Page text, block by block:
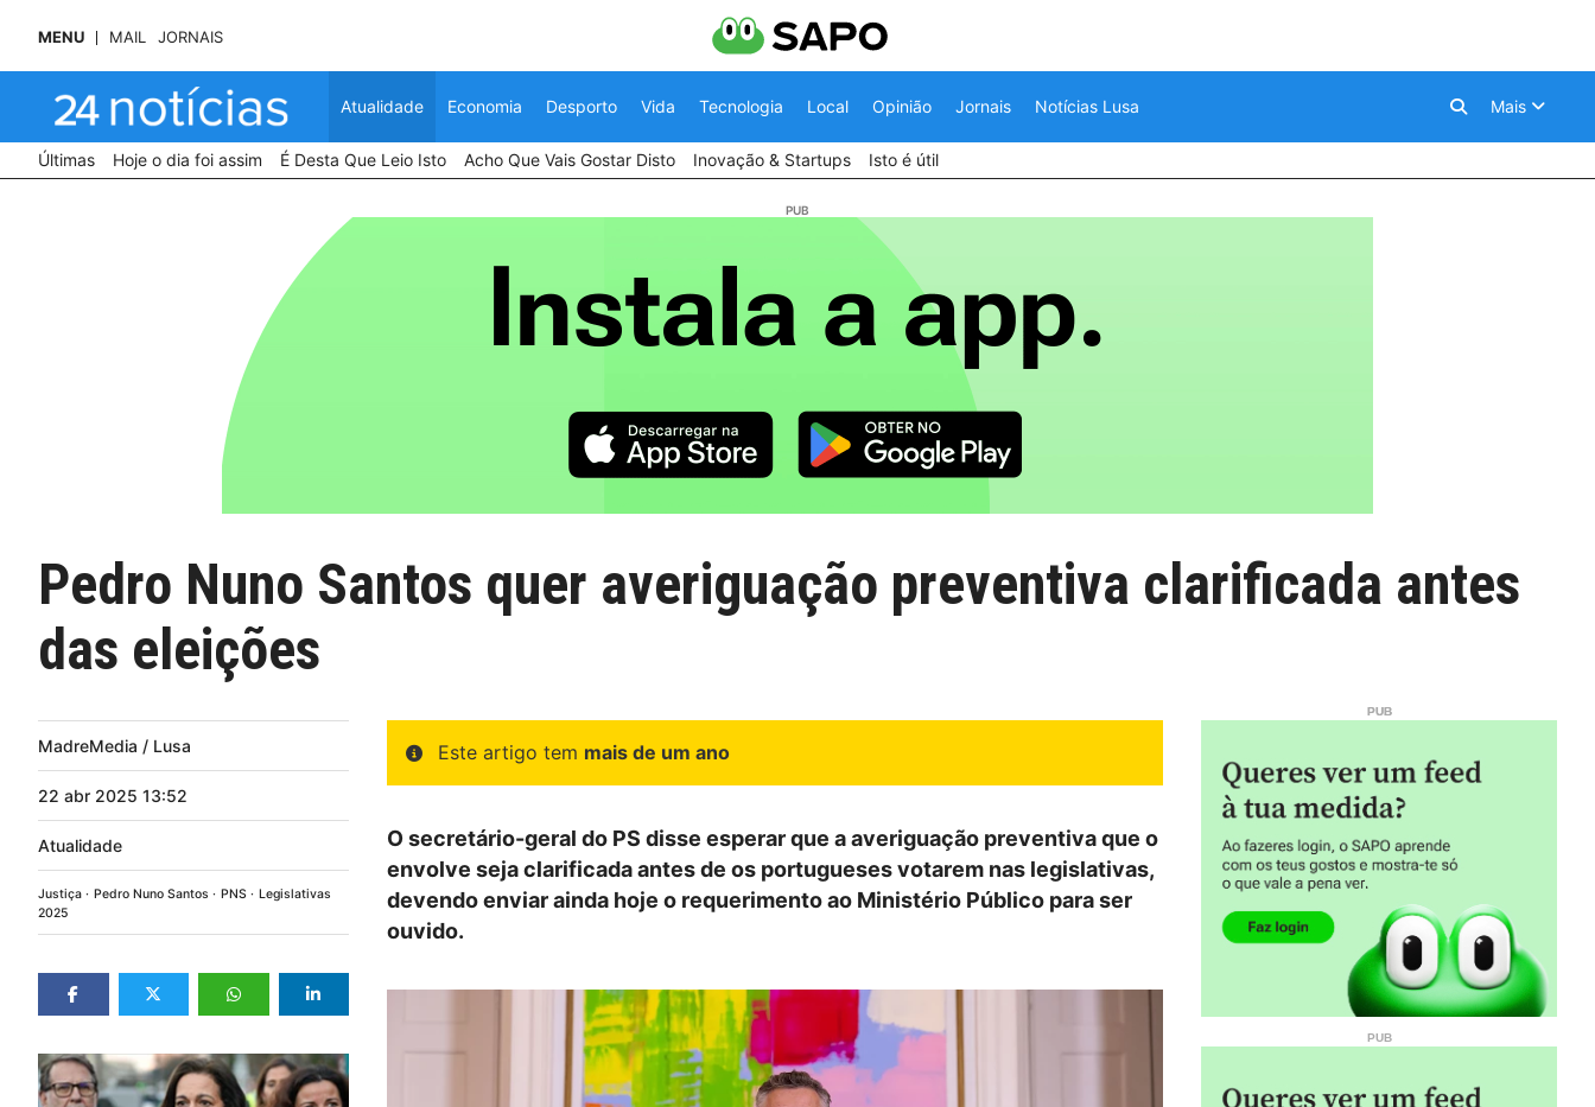
MENU MAIL JORNAIS
Atualidade Economia Desporto Vida Tecnologia Local Opinião Jornais Notícias Lusa Mais
Últimas Hoje o dia foi assim É Desta Que Leio Isto Acho Que Vais Gostar Disto Inovação & Startups Isto é útil
Pedro Nuno Santos quer averiguação preventiva clarificada antes
das eleições
MadreMedia / Lusa
22 abr 2025 13:52
Atualidade
Justiça Pedro Nuno Santos PNS
Legislativas
2025
Este artigo tem mais de um ano
O secretário-geral do PS disse esperar que a averiguação preventiva que o
envolve seja clarificada antes de os portugueses votarem nas legislativas,
devendo enviar ainda hoje o requerimento ao Ministério Público para ser
ouvido.